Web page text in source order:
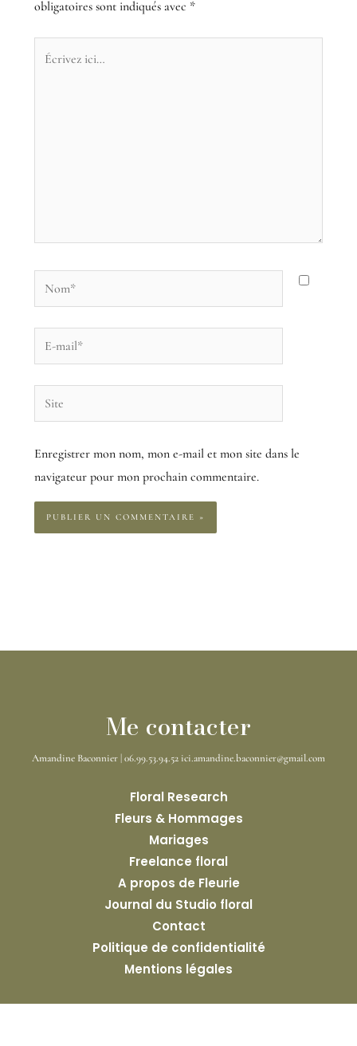
obligatoires sont indiqués avec *
mail*
Enregistrer mon nom, mon e-mail et mon site dans le
navigateur pour mon prochain commentaire.
Me contacter
Amandine Baconnier | 06.99.53.94.52 ici.amandine.baconnier@gmail.com
Floral Research
Fleurs & Hommages
Mariages
Freelance floral
A propos de Fleurie
Journal du Studio floral
Contact
Politique de confidentialité
Mentions légales